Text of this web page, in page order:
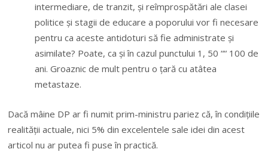
intermediare, de tranzit, și reîmprospătări ale clasei
politice și stagii de educare a poporului vor fi necesare
pentru ca aceste antidoturi să fie administrate și
asimilate? Poate, ca și în cazul punctului 1, 50 ““ 100 de
ani. Groaznic de mult pentru o țară cu atâtea
metastaze.
Dacă mâine DP ar fi numit prim-ministru pariez că, în condițiile
realității actuale, nici 5% din excelentele sale idei din acest
articol nu ar putea fi puse în practică.